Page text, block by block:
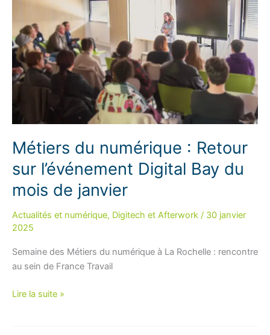
Bay
du
mois
Métiers du numérique : Retour
sur l’événement Digital Bay du
mois de janvier
Actualités et numérique, Digitech et Afterwork / 30 janvier
2025
Semaine des Métiers du numérique à La Rochelle : rencontre
au sein de France Travail
Métiers
Lire la suite »